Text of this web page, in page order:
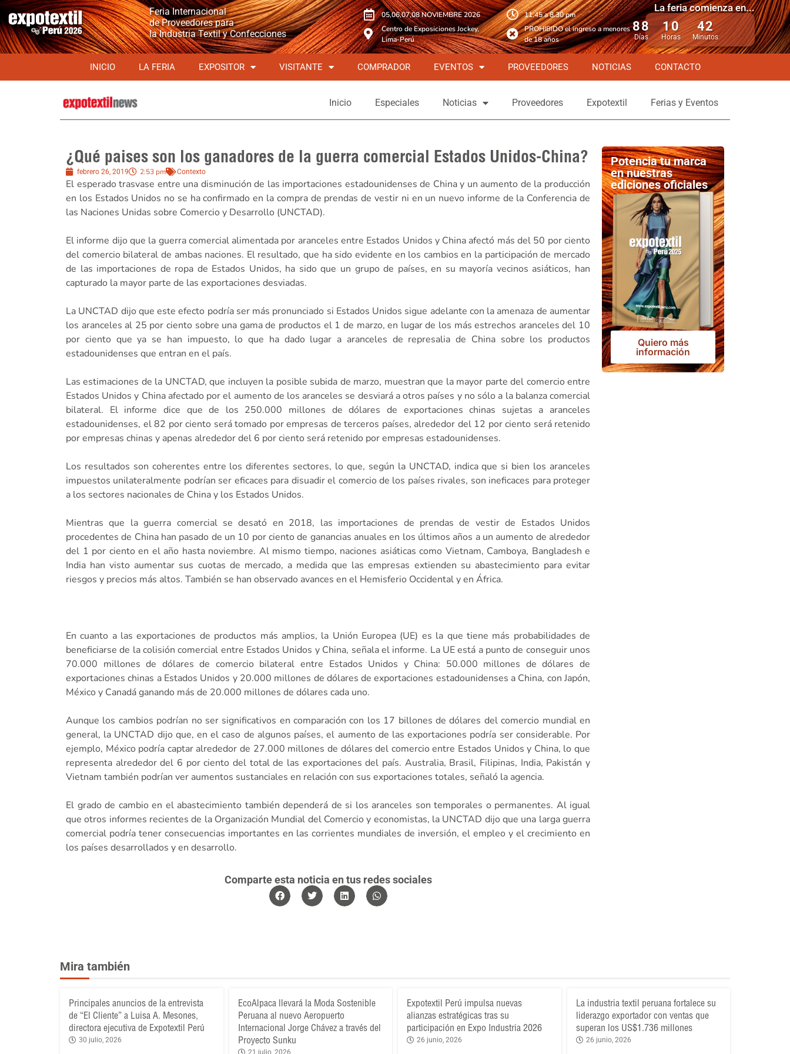
Feria Internacional
de Proveedores para
la Industria Textil y Confecciones
05,06,07,08 NOVIEMBRE 2026
Centro de Exposiciones Jockey,
Lima-Perú
11.45 a 8.30 pm
PROHIBIDO el ingreso a menores
de 18 años
La feria comienza en...
88
Días
10
Horas
42
Minutos
INICIO LA FERIA EXPOSITOR VISITANTE COMPRADOR EVENTOS PROVEEDORES NOTICIAS CONTACTO
Inicio Especiales Noticias Proveedores Expotextil Ferias y Eventos
¿Qué paises son los ganadores de la guerra comercial Estados Unidos-China?
febrero 26, 2019 2:53 pm Contexto
El esperado trasvase entre una disminución de las importaciones estadounidenses de China y un aumento de la producción
en los Estados Unidos no se ha confirmado en la compra de prendas de vestir ni en un nuevo informe de la Conferencia de
las Naciones Unidas sobre Comercio y Desarrollo (UNCTAD).
El informe dijo que la guerra comercial alimentada por aranceles entre Estados Unidos y China afectó más del 50 por ciento
del comercio bilateral de ambas naciones. El resultado, que ha sido evidente en los cambios en la participación de mercado
de las importaciones de ropa de Estados Unidos, ha sido que un grupo de países, en su mayoría vecinos asiáticos, han
capturado la mayor parte de las exportaciones desviadas.
La UNCTAD dijo que este efecto podría ser más pronunciado si Estados Unidos sigue adelante con la amenaza de aumentar
los aranceles al 25 por ciento sobre una gama de productos el 1 de marzo, en lugar de los más estrechos aranceles del 10
por ciento que ya se han impuesto, lo que ha dado lugar a aranceles de represalia de China sobre los productos
estadounidenses que entran en el país.
Las estimaciones de la UNCTAD, que incluyen la posible subida de marzo, muestran que la mayor parte del comercio entre
Estados Unidos y China afectado por el aumento de los aranceles se desviará a otros países y no sólo a la balanza comercial
bilateral. El informe dice que de los 250.000 millones de dólares de exportaciones chinas sujetas a aranceles
estadounidenses, el 82 por ciento será tomado por empresas de terceros países, alrededor del 12 por ciento será retenido
por empresas chinas y apenas alrededor del 6 por ciento será retenido por empresas estadounidenses.
Los resultados son coherentes entre los diferentes sectores, lo que, según la UNCTAD, indica que si bien los aranceles
impuestos unilateralmente podrían ser eficaces para disuadir el comercio de los países rivales, son ineficaces para proteger
a los sectores nacionales de China y los Estados Unidos.
Mientras que la guerra comercial se desató en 2018, las importaciones de prendas de vestir de Estados Unidos
procedentes de China han pasado de un 10 por ciento de ganancias anuales en los últimos años a un aumento de alrededor
del 1 por ciento en el año hasta noviembre. Al mismo tiempo, naciones asiáticas como Vietnam, Camboya, Bangladesh e
India han visto aumentar sus cuotas de mercado, a medida que las empresas extienden su abastecimiento para evitar
riesgos y precios más altos. También se han observado avances en el Hemisferio Occidental y en África.
En cuanto a las exportaciones de productos más amplios, la Unión Europea (UE) es la que tiene más probabilidades de
beneficiarse de la colisión comercial entre Estados Unidos y China, señala el informe. La UE está a punto de conseguir unos
70.000 millones de dólares de comercio bilateral entre Estados Unidos y China: 50.000 millones de dólares de
exportaciones chinas a Estados Unidos y 20.000 millones de dólares de exportaciones estadounidenses a China, con Japón,
México y Canadá ganando más de 20.000 millones de dólares cada uno.
Aunque los cambios podrían no ser significativos en comparación con los 17 billones de dólares del comercio mundial en
general, la UNCTAD dijo que, en el caso de algunos países, el aumento de las exportaciones podría ser considerable. Por
ejemplo, México podría captar alrededor de 27.000 millones de dólares del comercio entre Estados Unidos y China, lo que
representa alrededor del 6 por ciento del total de las exportaciones del país. Australia, Brasil, Filipinas, India, Pakistán y
Vietnam también podrían ver aumentos sustanciales en relación con sus exportaciones totales, señaló la agencia.
El grado de cambio en el abastecimiento también dependerá de si los aranceles son temporales o permanentes. Al igual
que otros informes recientes de la Organización Mundial del Comercio y economistas, la UNCTAD dijo que una larga guerra
comercial podría tener consecuencias importantes en las corrientes mundiales de inversión, el empleo y el crecimiento en
los países desarrollados y en desarrollo.
Comparte esta noticia en tus redes sociales
Potencia tu marca
en nuestras
ediciones oficiales
Quiero más
información
Mira también
Principales anuncios de la entrevista
de “El Cliente” a Luisa A. Mesones,
directora ejecutiva de Expotextil Perú
30 julio, 2026
EcoAlpaca llevará la Moda Sostenible
Peruana al nuevo Aeropuerto
Internacional Jorge Chávez a través del
Proyecto Sunku
Expotextil Perú impulsa nuevas
alianzas estratégicas tras su
participación en Expo Industria 2026
26 junio, 2026
La industria textil peruana fortalece su
liderazgo exportador con ventas que
superan los US$1.736 millones
26 junio, 2026